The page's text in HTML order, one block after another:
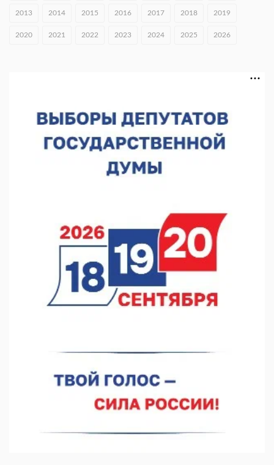
06.08.2026 15:26
Видели ночь, бежали всю ночь... На Нижневолжской
набережной прошел необычный забег
Нижегородские хирурги выполнили трансоральную
операцию на щитовидной железе
06.08.2026 15:03
Более 30 нижегородцев прошли обучение для соцконтракта
06.08.2026 14:46
2013 2014 2015 2016 2017 2018 2019
2020 2021 2022 2023 2024 2025 2026